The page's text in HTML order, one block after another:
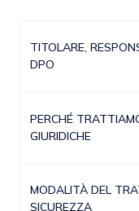
TITOLARE,
DPO
PERCHÉ
GIURIDICHE
MODALITÀ DEL
SICUREZZA